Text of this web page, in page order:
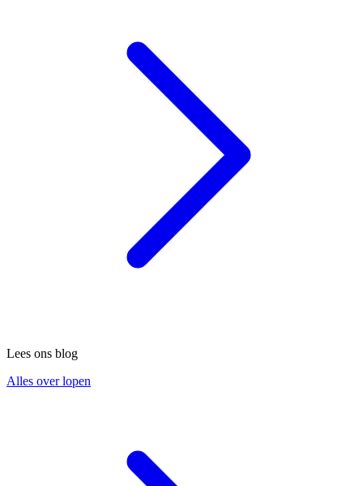
Lees ons blog
Alles over lopen